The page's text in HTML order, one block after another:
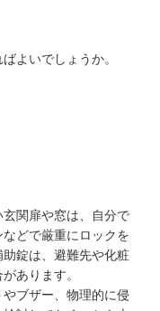
よいでしょうか。
玄関扉や窓は、自分で
どで厳重にロックを
錠は、避難先や化粧
あります。
ブザー、物理的に侵